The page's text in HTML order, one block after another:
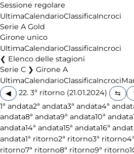
Sessione regolare
UltimaCalendarioClassificaIncroci
Serie A Gold
Girone unico
UltimaCalendarioClassificaIncroci
Elenco delle stagioni
Serie C ❯ Girone A
UltimaCalendarioClassificaIncroci
◀
22. 3ª ritorno (21.01.2024)
1ª andata2ª andata3ª andata4ª
andata8ª andata9ª andata10ª andata
andata14ª andata15ª andata16ª
andata1ª ritorno2ª ritorno3ª ritorno
ritorno7ª ritorno8ª ritorno9ª ritorno